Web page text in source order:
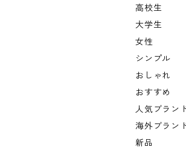
高校生
大学生
女性
シンプル
おしゃれ
おすすめ
人気ブラン
海外ブラン
新品